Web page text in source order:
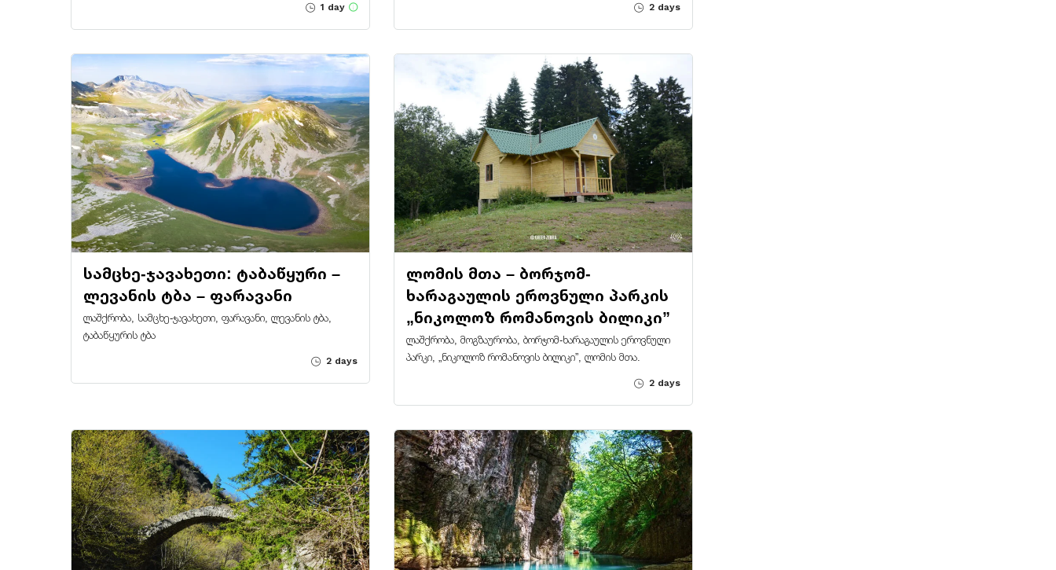
1 day 2 days
სამცხე-ჯავახეთი: ტაბაწყური –
ლევანის ტბა – ფარავანი
ლაშქრობა, სამცხე-ჯავახეთი, ფარავანი, ლევანის ტბა,
ტაბაწყურის ტბა
2 days
ლომის მთა – ბორჯომ-
ხარაგაულის ეროვნული პარკის
„ნიკოლოზ რომანოვის ბილიკი”
ლაშქრობა, მოგზაურობა, ბორჯომ-ხარაგაულის ეროვნული
პარკი, „ნიკოლოზ რომანოვის ბილიკი”, ლომის მთა.
2 days